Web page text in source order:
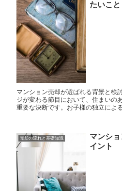
たいこと
マンション売却が選ばれる背景と検
ジが変わる節目において、住まいの
重要な決断です。お子様の独立によ
売却の流れと基礎知識
マンシ
イント